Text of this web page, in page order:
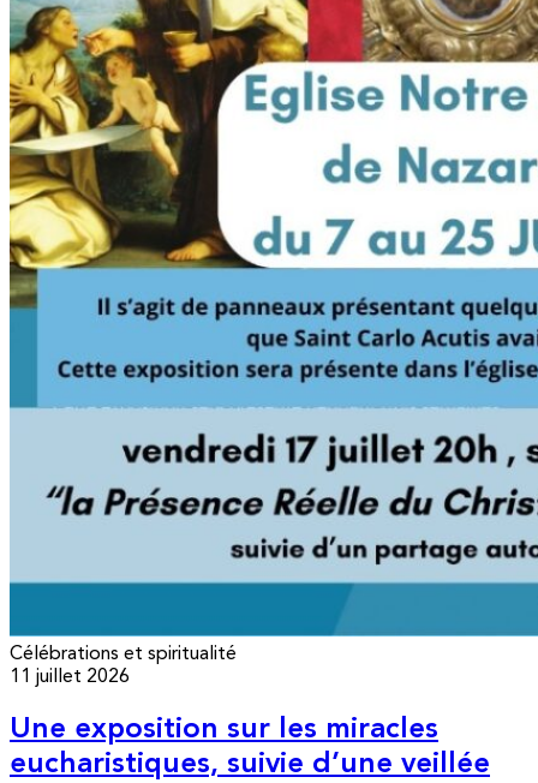
Célébrations et spiritualité
11 juillet 2026
Une exposition sur les miracles
eucharistiques, suivie d’une veillée